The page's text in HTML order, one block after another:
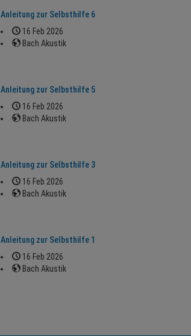
Anleitung zur Selbsthilfe 6
16 Feb 2026
Bach Akustik
Anleitung zur Selbsthilfe 5
16 Feb 2026
Bach Akustik
Anleitung zur Selbsthilfe 3
16 Feb 2026
Bach Akustik
Anleitung zur Selbsthilfe 1
16 Feb 2026
Bach Akustik